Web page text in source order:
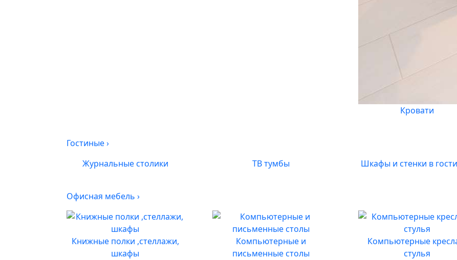
Кровати
Гостиные›
Журнальные столики
ТВ тумбы Шкафы и стенки в
Офисная мебель ›
Книжные полки ,стеллажи,
шкафы
Компьютерные и
письменные столы
Компьютерные
стулья